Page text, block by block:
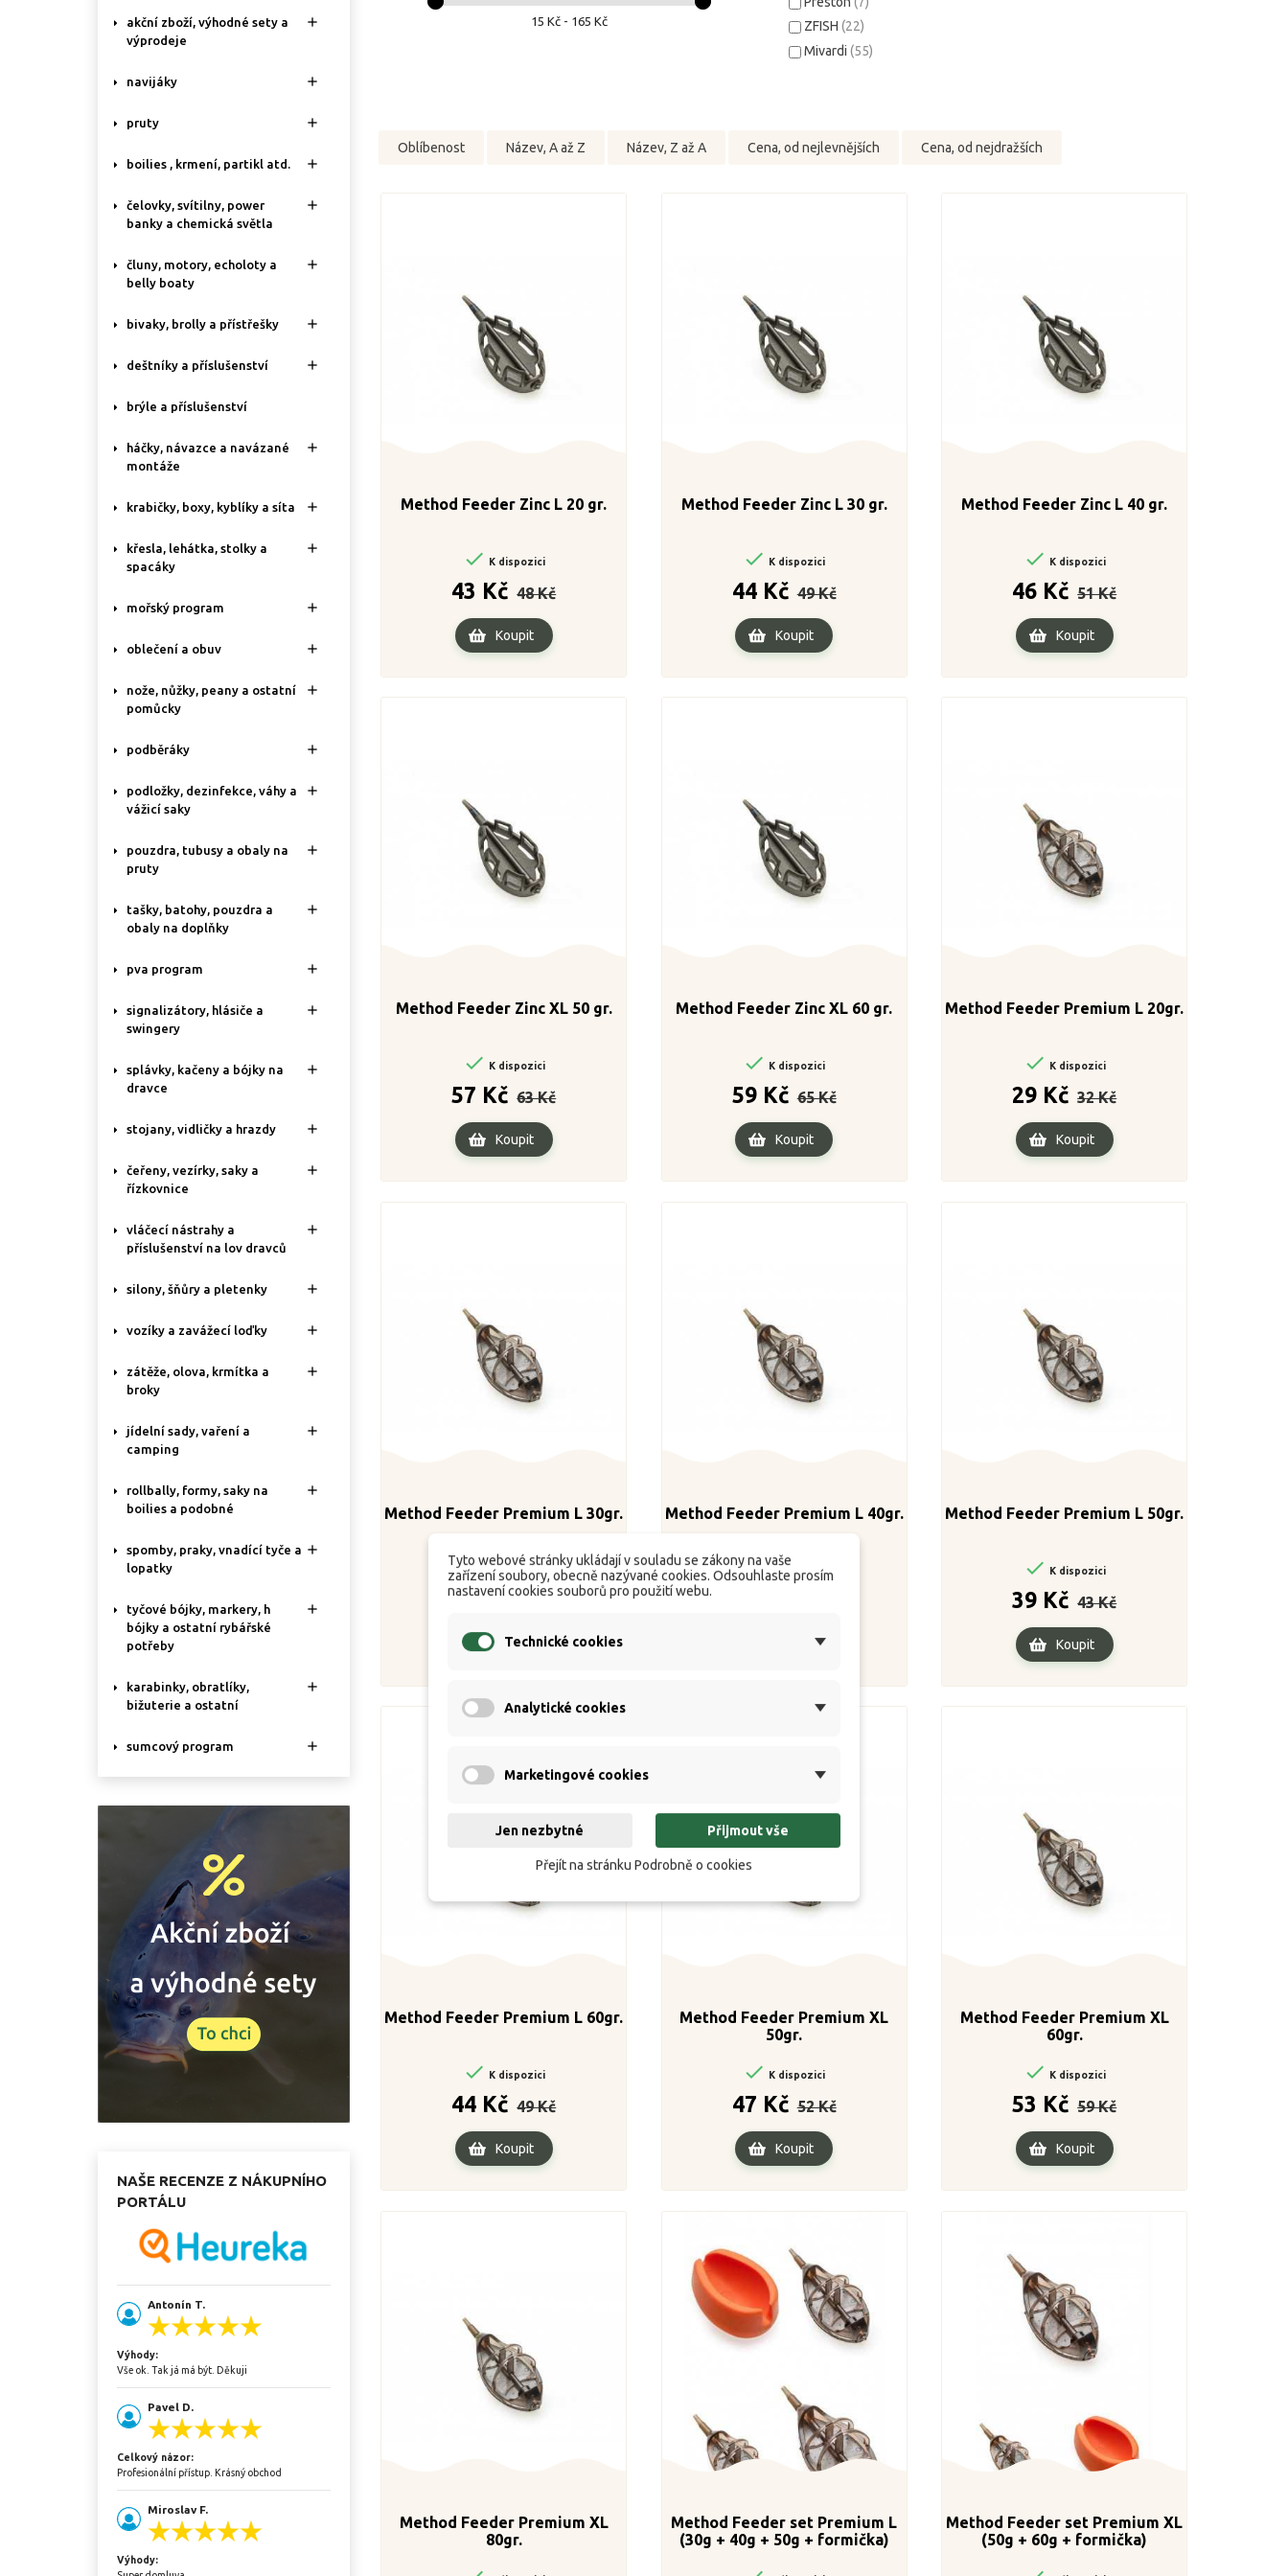
akční zboží, výhodné sety a
výprodeje

navijáky 
pruty 
boilies , krmení, partikl atd. 
čelovky, svítilny, power
banky a chemická světla

čluny, motory, echoloty a
belly boaty

bivaky, brolly a přístřešky 
deštníky a příslušenství 
brýle a příslušenství
háčky, návazce a navázané
montáže

krabičky, boxy, kyblíky a síta 
křesla, lehátka, stolky a
spacáky

mořský program 
oblečení a obuv 
nože, nůžky, peany a ostatní
pomůcky

podběráky 
podložky, dezinfekce, váhy a
vážicí saky

pouzdra, tubusy a obaly na
pruty

tašky, batohy, pouzdra a
obaly na doplňky

pva program 
signalizátory, hlásiče a
swingery

splávky, kačeny a bójky na
dravce

stojany, vidličky a hrazdy 
čeřeny, vezírky, saky a
řízkovnice

vláčecí nástrahy a
příslušenství na lov dravců

silony, šňůry a pletenky 
vozíky a zavážecí loďky 
zátěže, olova, krmítka a
broky

jídelní sady, vaření a
camping

rollbally, formy, saky na
boilies a podobné

spomby, praky, vnadící tyče a
lopatky

tyčové bójky, markery, h
bójky a ostatní rybářské
potřeby

karabinky, obratlíky,
bižuterie a ostatní

sumcový program 
NAŠE RECENZE Z NÁKUPNÍHO
PORTÁLU
Antonín T.
Výhody:
Vše ok. Tak já má být. Děkuji
Pavel D.
Celkový názor:
Profesionální přístup. Krásný obchod
Miroslav F.
Výhody:
15 Kč - 165 Kč
ZFISH(22)
Mivardi(55)
Oblíbenost Název, A až Z Název, Z až A Cena, od nejlevnějších Cena, od nejdražších
Method Feeder Zinc L 20 gr.
 K dispozici
43 Kč
cena
48 Kč
Koupit
Method Feeder Zinc L 30 gr.
 K dispozici
44 Kč cena
49 Kč
Koupit
Method Feeder Zinc L 40 gr.
 K dispozici
46 Kč
cena
51 Kč
Koupit
Method Feeder Zinc XL 50 gr.
 K dispozici
57 Kč
cena
63 Kč
Koupit
Method Feeder Zinc XL 60 gr.
 K dispozici
59 Kč cena
65 Kč
Cena
Koupit
Method Feeder Premium L 20gr.
 K dispozici
29 Kč
cena
32 Kč
Koupit
Method Feeder Premium L 30gr.
K dispozici
33 Kč Běžná
37 Kč
Cena
Koupit
Method Feeder Premium L 40gr.
K dispozici
Method Feeder Premium L 50gr.
 K dispozici
39 Kč
cena
43 Kč
Koupit
Method Feeder Premium L 60gr.
 K dispozici
44 Kč
cena
49 Kč
Koupit
Method Feeder Premium XL
50gr.
 K dispozici
47 Kč cena
52 Kč
Cena
Koupit
Method Feeder Premium XL
60gr.
 K dispozici
53 Kč
cena
59 Kč
Koupit
Method Feeder Premium XL
80gr.
Method Feeder set Premium L
(30g + 40g + 50g + formička)
Method Feeder set Premium XL
(50g + 60g + formička)
Tyto webové stránky ukládají v souladu se zákony na vaše
zařízení soubory, obecně nazývané cookies. Odsouhlaste prosím
nastavení cookies souborů pro použití webu.
Technické cookies
Analytické cookies
Marketingové cookies
Jen nezbytné Přijmout vše
Přejít na stránku Podrobně o cookies